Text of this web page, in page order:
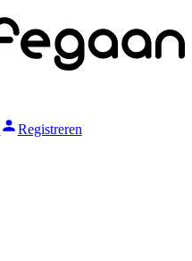
Registreren